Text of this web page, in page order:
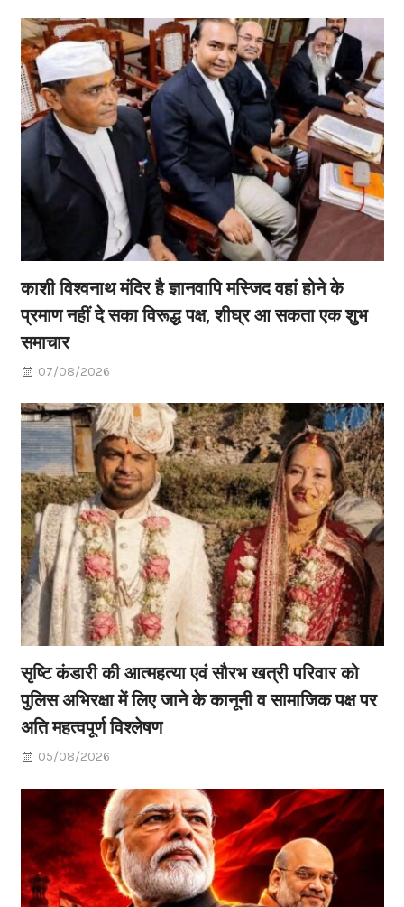
काशी विश्वनाथ मंदिर है ज्ञानवापि मस्जिद वहां होने के
प्रमाण नहीं दे सका विरूद्ध पक्ष, शीघ्र आ सकता एक शुभ
समाचार
07/08/2026
सृष्टि कंडारी की आत्महत्या एवं सौरभ खत्री परिवार को
पुलिस अभिरक्षा में लिए जाने के कानूनी व सामाजिक पक्ष पर
अति महत्वपूर्ण विश्लेषण
05/08/2026